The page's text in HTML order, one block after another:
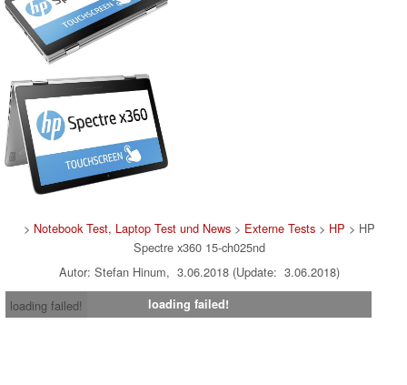
> Notebook Test, Laptop Test und News> Externe Tests> HP > HP
Spectre x360 15-ch025nd
Autor: Stefan Hinum, 3.06.2018 (Update: 3.06.2018)
loading failed!
loading failed!